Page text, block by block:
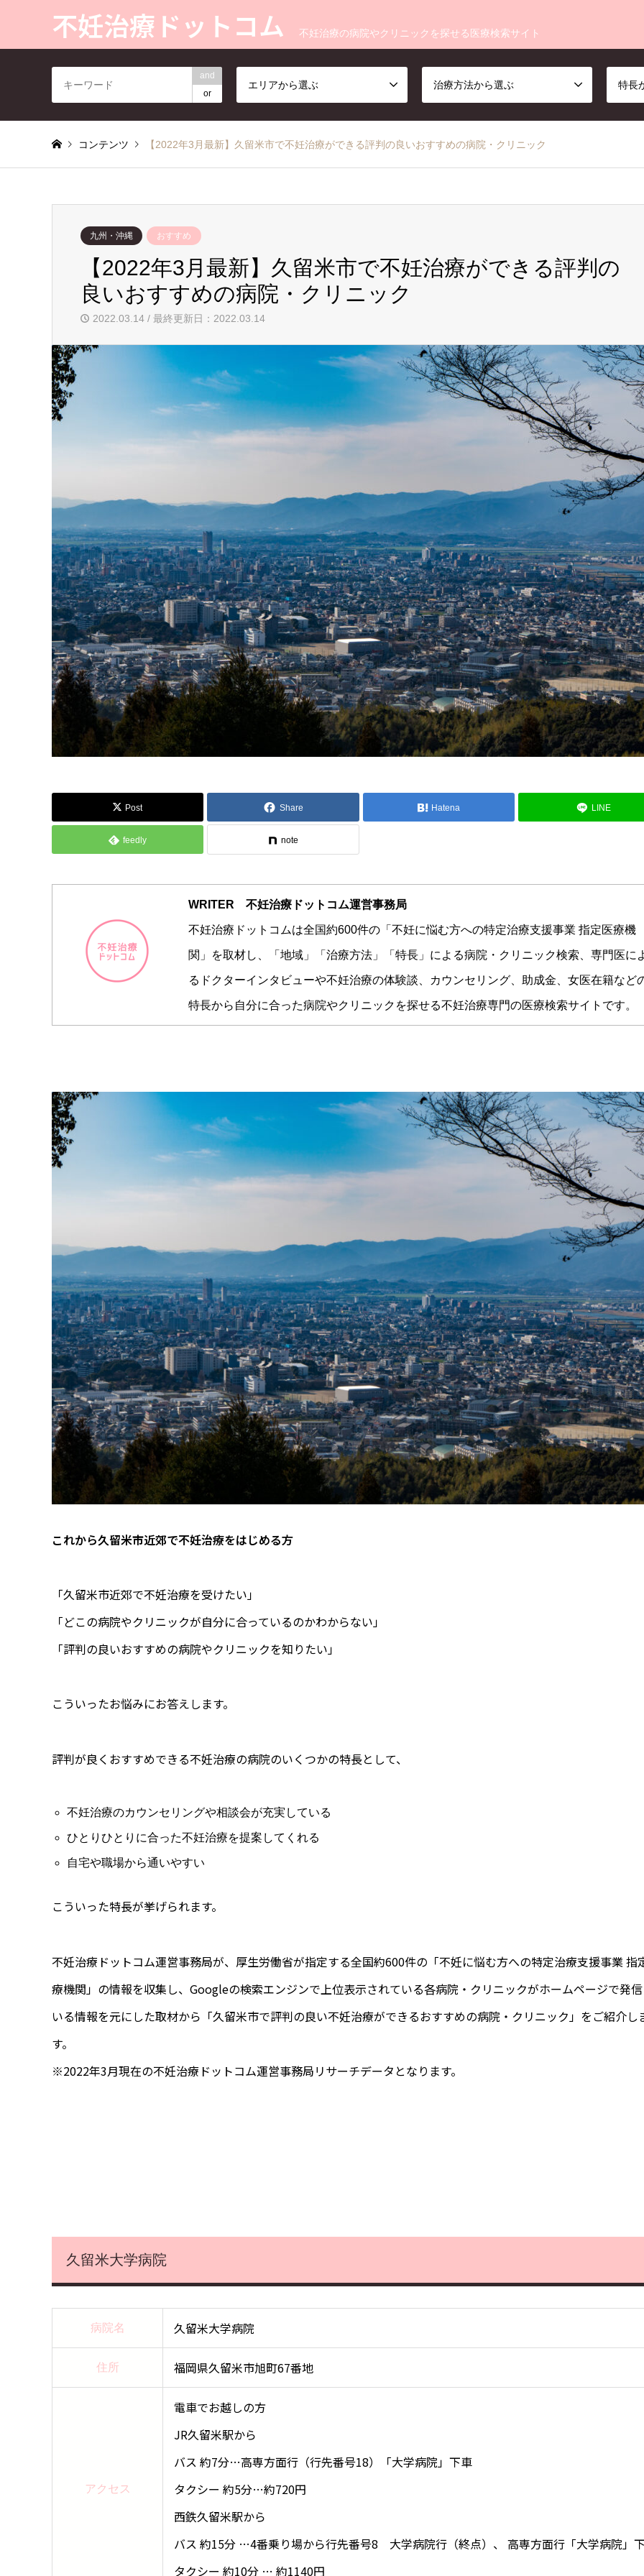
不妊治療ドットコム 不妊治療の病院やクリニックを探せる医療検索サイト
and
or
エリアから選ぶ 治療方法から選ぶ 特長
コンテンツ 【2022年3月最新】久留米市で不妊治療ができる評判の良いおすすめの病院・クリニック
九州・沖縄 おすすめ
【2022年3月最新】久留米市で不妊治療ができる評判の
良いおすすめの病院・クリニック
2022.03.14 / 最終更新日：2022.03.14
Post Share Hatena LINE
feedly note
WRITER 不妊治療ドットコム運営事務局
不妊治療ドットコムは全国約600件の「不妊に悩む方への特定治療支援事業 指定医療機
関」を取材し、「地域」「治療方法」「特長」による病院・クリニック検索、専門医に
るドクターインタビューや不妊治療の体験談、カウンセリング、助成金、女医在籍など
特長から自分に合った病院やクリニックを探せる不妊治療専門の医療検索サイトです。
これから久留米市近郊で不妊治療をはじめる方
「久留米市近郊で不妊治療を受けたい」
「どこの病院やクリニックが自分に合っているのかわからない」
「評判の良いおすすめの病院やクリニックを知りたい」
こういったお悩みにお答えします。
評判が良くおすすめできる不妊治療の病院のいくつかの特長として、
不妊治療のカウンセリングや相談会が充実している
ひとりひとりに合った不妊治療を提案してくれる
自宅や職場から通いやすい
こういった特長が挙げられます。
不妊治療ドットコム運営事務局が、厚生労働省が指定する全国約600件の「不妊に悩む方への特定治療支援事業 指
療機関」の情報を収集し、Googleの検索エンジンで上位表示されている各病院・クリニックがホームページで発
いる情報を元にした取材から「久留米市で評判の良い不妊治療ができるおすすめの病院・クリニック」をご紹介し
す。
※2022年3月現在の不妊治療ドットコム運営事務局リサーチデータとなります。
久留米大学病院
病院名 久留米大学病院
住所 福岡県久留米市旭町67番地
アクセス
電車でお越しの方
JR久留米駅から
バス 約7分…高専方面行（行先番号18）「大学病院」下車
タクシー 約5分…約720円
西鉄久留米駅から
バス 約15分 …4番乗り場から行先番号8 大学病院行（終点）、 高専方面行「大学病院」
タクシー 約10分 … 約1140円